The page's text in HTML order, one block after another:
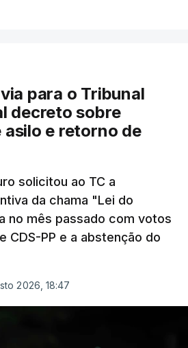
mais justo e transparente".
reduzir burocracias,
e garantir que os apoios
necessita, estaremos a dar
certa", argumenta o
"ninguém é
entanto, deixa alguns
desta dimensão "deve ter
para o Tribunal
decreto sobre
asilo e retorno de
solicitou ao TC a
da chama "Lei do
no mês passado com votos
CDS-PP e a abstenção do
2026, 18:47